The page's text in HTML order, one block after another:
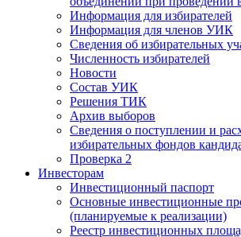
Информация для избирателей
Информация для членов УИК
Сведения об избирательных
Численность избирателей
Новости
Состав УИК
Решения ТИК
Архив выборов
Сведения о поступлении и
избирательных фондов
Проверка 2
Инвесторам
Инвестиционный паспорт
Основные инвестиционные
(планируемые к реализации)
Реестр инвестиционных